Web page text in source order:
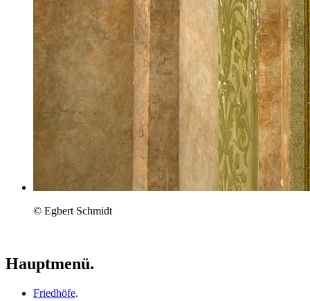
© Egbert Schmidt
Hauptmenü.
Friedhöfe.